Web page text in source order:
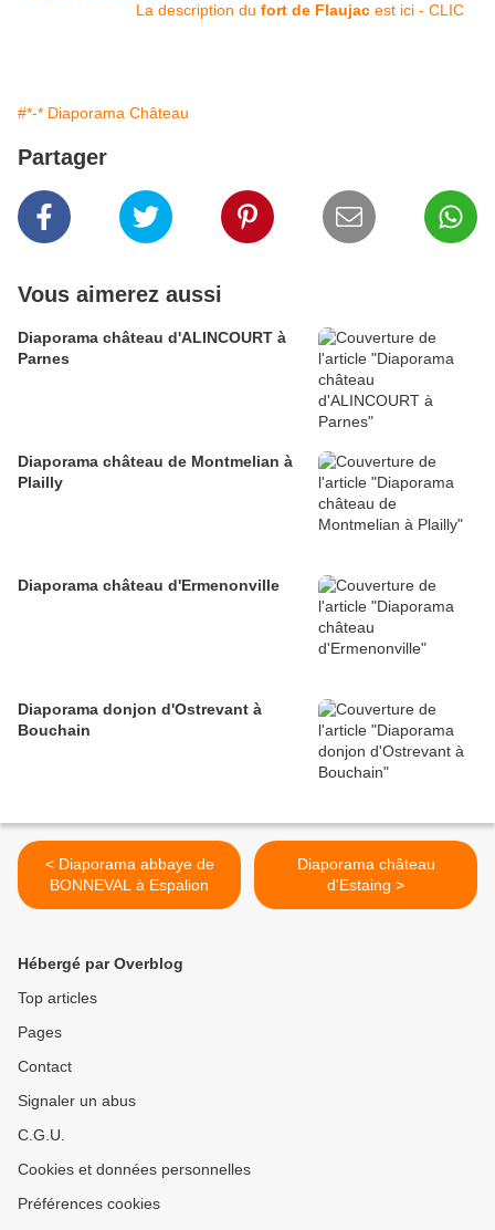
La description du fort de Flaujac est ici - CLIC
#*-* Diaporama Château
Partager
Vous aimerez aussi
Diaporama château d'ALINCOURT à
Parnes
Diaporama château de Montmelian à
Plailly
Diaporama château d'Ermenonville
Diaporama donjon d'Ostrevant à
Bouchain
< Diaporama abbaye de
BONNEVAL à Espalion
Diaporama château
d'Estaing >
Hébergé par Overblog
Top articles
Pages
Contact
Signaler un abus
C.G.U.
Cookies et données personnelles
Préférences cookies